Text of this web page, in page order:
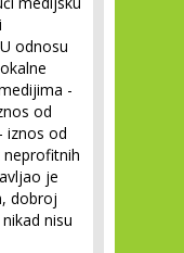
odnosu
-
od
iznos od
neprofitnih
je
dobroj
nisu